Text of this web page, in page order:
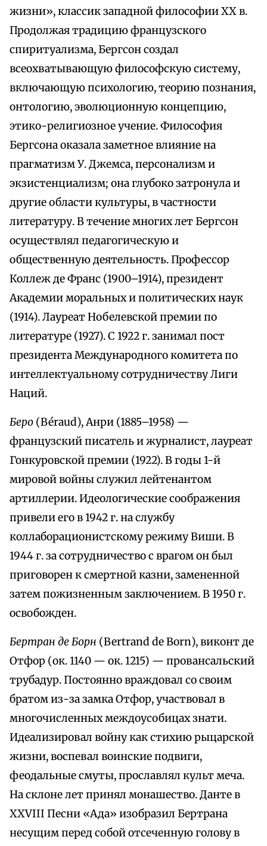
жизни», классик западной философии XX в.
Продолжая традицию французского
спиритуализма, Бергсон создал
всеохватывающую философскую систему,
включающую психологию, теорию познания,
онтологию, эволюционную концепцию,
этико-религиозное учение. Философия
Бергсона оказала заметное влияние на
прагматизм У. Джемса, персонализм и
экзистенциализм; она глубоко затронула и
другие области культуры, в частности
литературу. В течение многих лет Бергсон
осуществлял педагогическую и
общественную деятельность. Профессор
Коллеж де Франс (1900–1914), президент
Академии моральных и политических наук
(1914). Лауреат Нобелевской премии по
литературе (1927). C 1922 г. занимал пост
президента Международного комитета по
интеллектуальному сотрудничеству Лиги
Наций.
Беро (Béraud), Анри (1885–1958) —
французский писатель и журналист, лауреат
Гонкуровской премии (1922). В годы 1-й
мировой войны служил лейтенантом
артиллерии. Идеологические соображения
привели его в 1942 г. на службу
коллаборационистскому режиму Виши. В
1944 г. за сотрудничество с врагом он был
приговорен к смертной казни, замененной
затем пожизненным заключением. В 1950 г.
освобожден.
Бертран де Борн (Bertrand de Born), виконт де
Отфор (ок. 1140 — ок. 1215) — провансальский
трубадур. Постоянно враждовал со своим
братом из-за замка Отфор, участвовал в
многочисленных междоусобицах знати.
Идеализировал войну как стихию рыцарской
жизни, воспевал воинские подвиги,
феодальные смуты, прославлял культ меча.
На склоне лет принял монашество. Данте в
XXVIII Песни «Ада» изобразил Бертрана
несущим перед собой отсеченную голову в